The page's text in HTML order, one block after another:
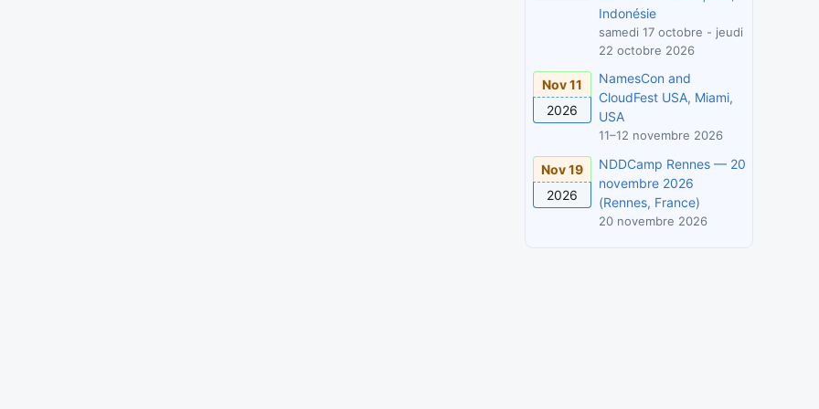
Indonésie
samedi 17 octobre - jeudi
22 octobre 2026
Nov 11
2026
NamesCon and
CloudFest USA, Miami,
USA
11–12 novembre 2026
Nov 19
2026
NDDCamp Rennes — 20
novembre 2026
(Rennes, France)
20 novembre 2026